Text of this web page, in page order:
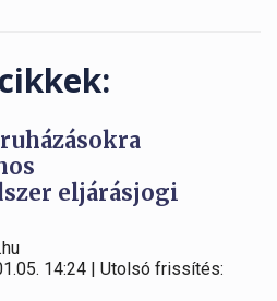
eljárásjogi
14:24 | Utolsó frissítés: